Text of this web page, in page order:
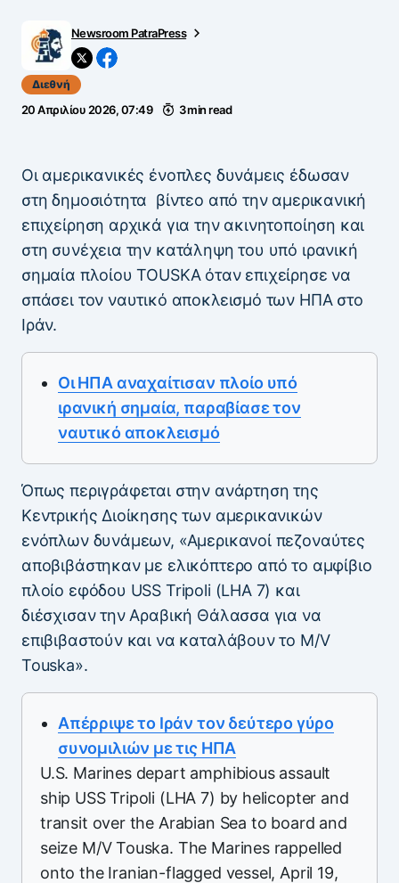
Newsroom PatraPress
Διεθνή
20 Απριλίου 2026, 07:49 3 min read
Οι αμερικανικές ένοπλες δυνάμεις έδωσαν
στη δημοσιότητα βίντεο από την αμερικανική
επιχείρηση αρχικά για την ακινητοποίηση και
στη συνέχεια την κατάληψη του υπό ιρανική
σημαία πλοίου TOUSKA όταν επιχείρησε να
σπάσει τον ναυτικό αποκλεισμό των ΗΠΑ στο
Ιράν.
Οι ΗΠΑ αναχαίτισαν πλοίο υπό
ιρανική σημαία, παραβίασε τον
ναυτικό αποκλεισμό
Όπως περιγράφεται στην ανάρτηση της
Κεντρικής Διοίκησης των αμερικανικών
ενόπλων δυνάμεων, «Αμερικανοί πεζοναύτες
αποβιβάστηκαν με ελικόπτερο από το αμφίβιο
πλοίο εφόδου USS Tripoli (LHA 7) και
διέσχισαν την Αραβική Θάλασσα για να
επιβιβαστούν και να καταλάβουν το M/V
Touska».
Απέρριψε το Ιράν τον δεύτερο γύρο
συνομιλιών με τις ΗΠΑ
U.S. Marines depart amphibious assault
ship USS Tripoli (LHA 7) by helicopter and
transit over the Arabian Sea to board and
seize M/V Touska. The Marines rappelled
onto the Iranian-flagged vessel, April 19,